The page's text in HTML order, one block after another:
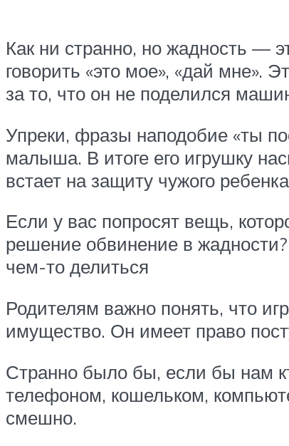
Как ни странно, но жадность —
говорить «это мое», «дай мне».
за то, что он не поделился
Упреки, фразы наподобие «ты
малыша. В итоге его игрушку
встает на защиту чужого
Если у вас попросят вещь,
решение обвинение в жадности?
чем-то делиться
Родителям важно понять, что
имущество. Он имеет право
Странно было бы, если бы нам
телефоном, кошельком,
смешно.